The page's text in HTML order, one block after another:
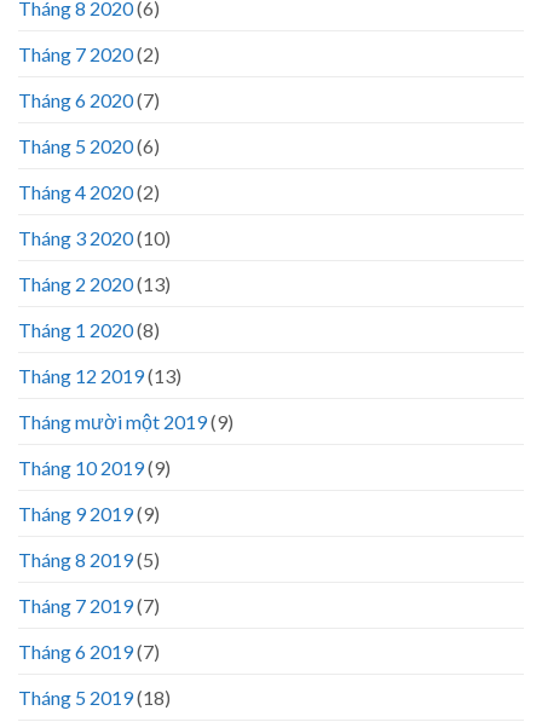
Tháng 8 2020(6)
Tháng 7 2020(2)
Tháng 6 2020(7)
Tháng 5 2020(6)
Tháng 4 2020(2)
Tháng 3 2020(10)
Tháng 2 2020(13)
Tháng 1 2020(8)
Tháng 12 2019(13)
Tháng mười một 2019(9)
Tháng 10 2019(9)
Tháng 9 2019(9)
Tháng 8 2019(5)
Tháng 7 2019(7)
Tháng 6 2019(7)
Tháng 5 2019(18)